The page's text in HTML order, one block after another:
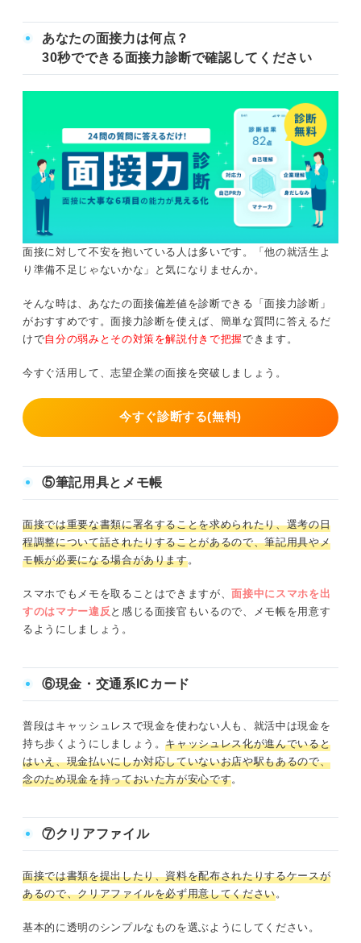
あなたの面接力は何点？
30秒でできる面接力診断で確認してください
面接に対して不安を抱いている人は多いです。「他の就活生よ
り準備不足じゃないかな」と気になりませんか。
そんな時は、あなたの面接偏差値を診断できる「面接力診断」
がおすすめです。面接力診断を使えば、簡単な質問に答えるだ
けで自分の弱みとその対策を解説付きで把握できます。
今すぐ活用して、志望企業の面接を突破しましょう。
今すぐ診断する(無料)
⑤筆記用具とメモ帳
面接では重要な書類に署名することを求められたり、選考の日
程調整について話されたりすることがあるので、筆記用具やメ
モ帳が必要になる場合があります。
スマホでもメモを取ることはできますが、面接中にスマホを出
すのはマナー違反 と感じる面接官もいるので、メモ帳を用意す
るようにしましょう。
⑥現金・交通系ICカード
普段はキャッシュレスで現金を使わない人も、就活中は現金を
持ち歩くようにしましょう。キャッシュレス化が進んでいると
はいえ、現金払いにしか対応していないお店や駅もあるので、
念のため現金を持っておいた方が安心です。
⑦クリアファイル
面接では書類を提出したり、資料を配布されたりするケースが
あるので、クリアファイルを必ず用意してください。
基本的に透明のシンプルなものを選ぶようにしてください。